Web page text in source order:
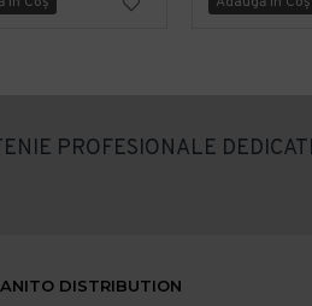
PROFESIONALE
DISTRIBUTION